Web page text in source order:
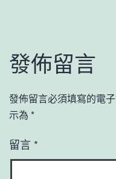
發佈留言
發佈留言必須填寫的電
示為 *
留言 *